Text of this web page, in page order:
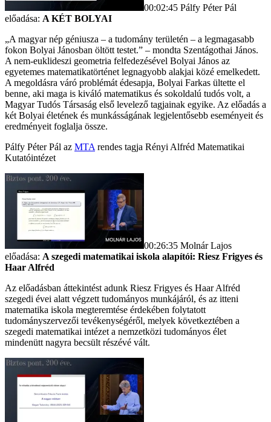
00:02:45 Pálfy Péter Pál
előadása: A KÉT BOLYAI
„A magyar nép géniusza – a tudomány területén – a legmagasabb
fokon Bolyai Jánosban öltött testet.” – mondta Szentágothai János.
A nem-euklideszi geometria felfedezésével Bolyai János az
egyetemes matematikatörténet legnagyobb alakjai közé emelkedett.
A megoldásra váró problémát édesapja, Bolyai Farkas ültette el
benne, aki maga is kiváló matematikus és sokoldalú tudós volt, a
Magyar Tudós Társaság első levelező tagjainak egyike. Az előadás a
két Bolyai életének és munkásságának legjelentősebb eseményeit és
eredményeit foglalja össze.
Pálfy Péter Pál az MTA rendes tagja Rényi Alfréd Matematikai
Kutatóintézet
00:26:35 Molnár Lajos
előadása: A szegedi matematikai iskola alapítói: Riesz Frigyes és
Haar Alfréd
Az előadásban áttekintést adunk Riesz Frigyes és Haar Alfréd
szegedi évei alatt végzett tudományos munkájáról, és az itteni
matematika iskola megteremtése érdekében folytatott
tudományszervezői tevékenységéről, melyek következtében a
szegedi matematikai intézet a nemzetközi tudományos élet
mindenütt nagyra becsült részévé vált.